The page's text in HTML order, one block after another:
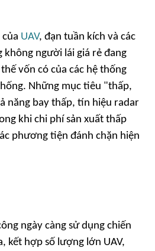
UAV, đạn tuần kích và các
người lái giá rẻ đang
vốn có của các hệ thống
Những mục tiêu "thấp,
năng bay thấp, tín hiệu radar
khi chi phí sản xuất thấp
phương tiện đánh chặn hiện
ngày càng sử dụng chiến
kết hợp số lượng lớn UAV,